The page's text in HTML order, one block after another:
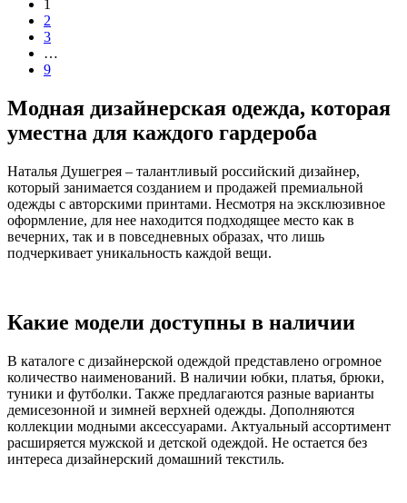
1
2
3
…
9
Модная дизайнерская одежда, которая
уместна для каждого гардероба
Наталья Душегрея – талантливый российский дизайнер,
который занимается созданием и продажей премиальной
одежды с авторскими принтами. Несмотря на эксклюзивное
оформление, для нее находится подходящее место как в
вечерних, так и в повседневных образах, что лишь
подчеркивает уникальность каждой вещи.
Какие модели доступны в наличии
В каталоге с дизайнерской одеждой представлено огромное
количество наименований. В наличии юбки, платья, брюки,
туники и футболки. Также предлагаются разные варианты
демисезонной и зимней верхней одежды. Дополняются
коллекции модными аксессуарами. Актуальный ассортимент
расширяется мужской и детской одеждой. Не остается без
интереса дизайнерский домашний текстиль.